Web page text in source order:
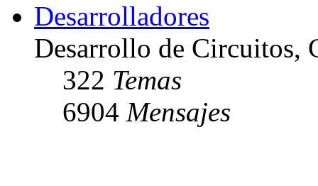
Desarrolladores
Desarrollo de Circuitos,
322 Temas
6904 Mensajes